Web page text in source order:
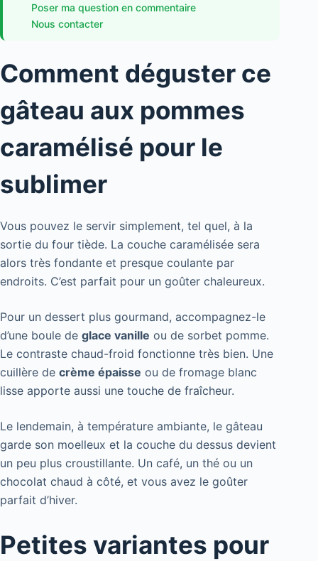
Poser ma question en commentaire
Nous contacter
Comment déguster ce
gâteau aux pommes
caramélisé pour le
sublimer
Vous pouvez le servir simplement, tel quel, à la
sortie du four tiède. La couche caramélisée sera
alors très fondante et presque coulante par
endroits. C’est parfait pour un goûter chaleureux.
Pour un dessert plus gourmand, accompagnez-le
d’une boule de glace vanille ou de sorbet pomme.
Le contraste chaud-froid fonctionne très bien. Une
cuillère de crème épaisse ou de fromage blanc
lisse apporte aussi une touche de fraîcheur.
Le lendemain, à température ambiante, le gâteau
garde son moelleux et la couche du dessus devient
un peu plus croustillante. Un café, un thé ou un
chocolat chaud à côté, et vous avez le goûter
parfait d’hiver.
Petites variantes pour